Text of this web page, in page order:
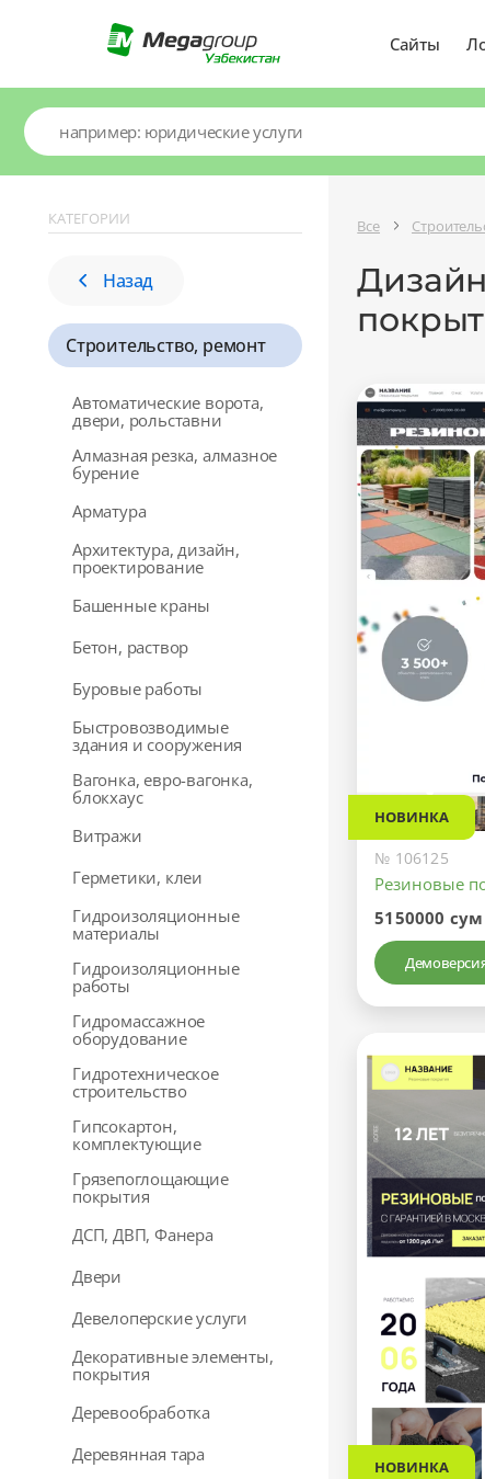
Сайты
КАТЕГОРИИ
Назад
Строительство, ремонт
Автоматические ворота,
двери, рольставни
Алмазная резка, алмазное
бурение
Арматура
Архитектура, дизайн,
проектирование
Башенные краны
Бетон, раствор
Буровые работы
Быстровозводимые
здания и сооружения
Вагонка, евро-вагонка,
блокхаус
Витражи
Герметики, клеи
Гидроизоляционные
материалы
Гидроизоляционные
работы
Гидромассажное
оборудование
Гидротехническое
строительство
Гипсокартон,
комплектующие
Грязепоглощающие
покрытия
ДСП, ДВП, Фанера
Двери
Девелоперские услуги
Декоративные элементы,
покрытия
Деревообработка
Деревянная тара
Все
НОВИНКА
№ 106125
Резиновые
5150000 сум
НОВИНКА